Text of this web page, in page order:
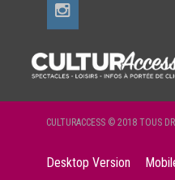
CULTURACCESS © 2018 TOUS
Desktop Version